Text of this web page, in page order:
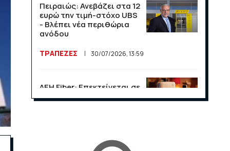
Πειραιώς: Ανεβάζει στα 12
ευρώ την τιμή-στόχο UBS
- Βλέπει νέα περιθώρια
ανόδου
ΤΡΑΠΕΖΕΣ 30/07/2026, 13:59
ΔΕΗ Fiber: Επεκτείνεται σε
15 νέες περιοχές σε Αττική